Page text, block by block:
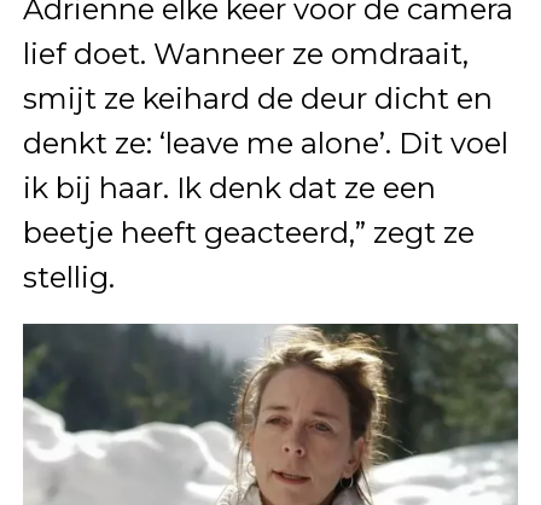
Adrienne elke keer voor de camera
lief doet. Wanneer ze omdraait,
smijt ze keihard de deur dicht en
denkt ze: ‘leave me alone’. Dit voel
ik bij haar. Ik denk dat ze een
beetje heeft geacteerd,” zegt ze
stellig.